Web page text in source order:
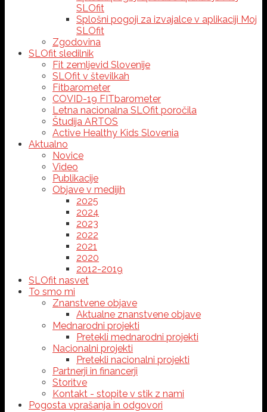
SLOfit
Splošni pogoji za izvajalce v aplikaciji Moj
SLOfit
Zgodovina
SLOfit sledilnik
Fit zemljevid Slovenije
SLOfit v številkah
Fitbarometer
COVID-19 FITbarometer
Letna nacionalna SLOfit poročila
Študija ARTOS
Active Healthy Kids Slovenia
Aktualno
Novice
Video
Publikacije
Objave v medijih
2025
2024
2023
2022
2021
2020
2012-2019
SLOfit nasvet
To smo mi
Znanstvene objave
Aktualne znanstvene objave
Mednarodni projekti
Pretekli mednarodni projekti
Nacionalni projekti
Pretekli nacionalni projekti
Partnerji in financerji
Storitve
Kontakt - stopite v stik z nami
Pogosta vprašanja in odgovori